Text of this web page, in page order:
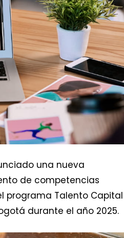
una nueva
de competencias
programa Talento
durante el año 2025.